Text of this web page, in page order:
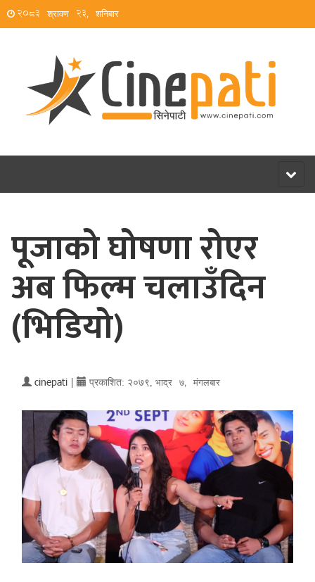
2083 श्रावण 23, शनिबार
Toggle
पूजाको घोषणा रोएर
अब फिल्म चलाउँदिन
(भिडियो)
cinepati | प्रकाशित: २०७९, भाद्र ७, मंगलबार